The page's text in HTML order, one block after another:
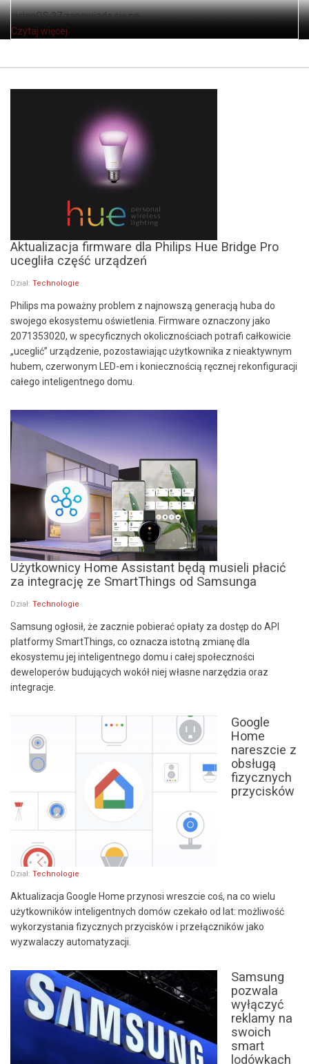
visionOS 27 zapowiada się na ...
Czytaj więcej
Aktualizacja firmware dla Philips Hue Bridge Pro
ucegliła część urządzeń
Dział: Technologie
Philips ma poważny problem z najnowszą generacją huba do
swojego ekosystemu oświetlenia. Firmware oznaczony jako
2071353020, w specyficznych okolicznościach potrafi całkowicie
„uceglić” urządzenie, pozostawiając użytkownika z nieaktywnym
hubem, czerwonym LED-em i koniecznością ręcznej rekonfiguracji
całego inteligentnego domu.
Użytkownicy Home Assistant będą musieli płacić
za integrację ze SmartThings od Samsunga
Dział: Technologie
Samsung ogłosił, że zacznie pobierać opłaty za dostęp do API
platformy SmartThings, co oznacza istotną zmianę dla
ekosystemu jej inteligentnego domu i całej społeczności
deweloperów budujących wokół niej własne narzędzia oraz
integracje.
Google
Home
nareszcie z
obsługą
fizycznych
przycisków
Dział: Technologie
Aktualizacja Google Home przynosi wreszcie coś, na co wielu
użytkowników inteligentnych domów czekało od lat: możliwość
wykorzystania fizycznych przycisków i przełączników jako
wyzwalaczy automatyzacji.
Samsung
pozwala
wyłączyć
reklamy na
swoich
smart
lodówkach